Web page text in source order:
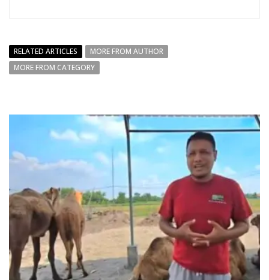
RELATED ARTICLES
MORE FROM AUTHOR
MORE FROM CATEGORY